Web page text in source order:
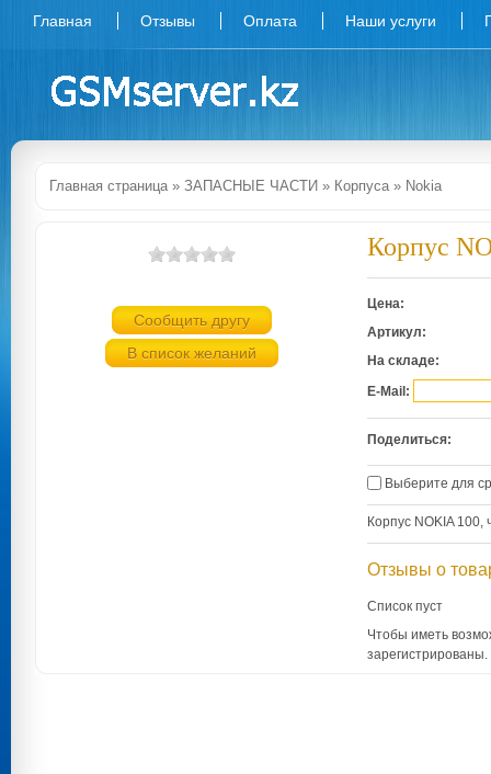
Главная Отзывы Оплата Наши услуги
Главная страница» ЗАПАСНЫЕ ЧАСТИ » Корпуса» Nokia
Сообщить другу
В список желаний
Корпус
Цена:
Артикул:
На складе:
E-Mail:
Поделиться:
Выберите для
Корпус NOKIA 100,
Отзывы о
Список пуст
Чтобы иметь
зарегистрированы.